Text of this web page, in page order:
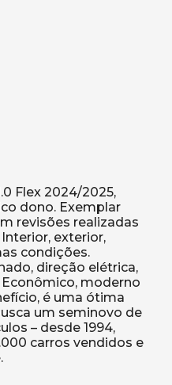
Flex 2024/2025,
dono. Exemplar
revisões realizadas
exterior,
condições.
direção elétrica,
moderno
é uma ótima
um seminovo de
– desde 1994,
carros vendidos e